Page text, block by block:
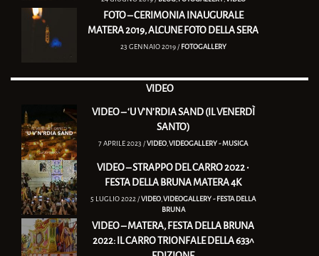
FOTO – CERIMONIA INAUGURALE
MATERA 2019, ALCUNE FOTO DELLA SERA
23 GENNAIO 2019 / FOTOGALLERY
VIDEO
VIDEO – ‘U V’N’RDIA SAND (IL VENERDÌ
SANTO)
7 APRILE 2023 /VIDEO ,VIDEOGALLERY - MUSICA
VIDEO – STRAPPO DEL CARRO 2022 •
FESTA DELLA BRUNA MATERA 4K
5 LUGLIO 2022 /VIDEO ,VIDEOGALLERY - FESTA DELLA
BRUNA
VIDEO – MATERA, FESTA DELLA BRUNA
2022: IL CARRO TRIONFALE DELLA 633^